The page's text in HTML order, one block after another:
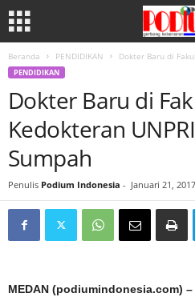
Beranda PENDIDIKAN Dokter Baru di
PENDIDIKAN
Dokter Baru di
Kedokteran
Sumpah
Penulis Podium Indonesia - Januari 21, 2017
MEDAN (podiumindonesia.com)